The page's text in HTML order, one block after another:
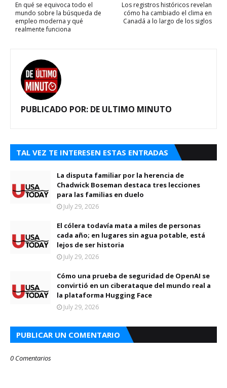
Los registros históricos revelan
cómo ha cambiado el clima en
Canadá a lo largo de los siglos
En qué se equivoca todo el
mundo sobre la búsqueda de
empleo moderna y qué
realmente funciona
PUBLICADO POR: DE ULTIMO MINUTO
TAL VEZ TE INTERESEN ESTAS ENTRADAS
La disputa familiar por la herencia de
Chadwick Boseman destaca tres lecciones
para las familias en duelo
July 29, 2026
El cólera todavía mata a miles de personas
cada año; en lugares sin agua potable, está
lejos de ser historia
July 29, 2026
Cómo una prueba de seguridad de OpenAI se
convirtió en un ciberataque del mundo real a
la plataforma Hugging Face
July 29, 2026
PUBLICAR UN COMENTARIO
0 Comentarios